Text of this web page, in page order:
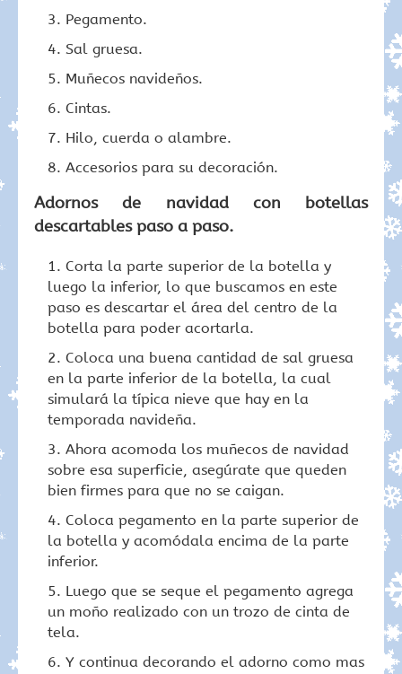
Pegamento.
Sal gruesa.
Muñecos navideños.
Cintas.
Hilo, cuerda o alambre.
Accesorios para su decoración.
Adornos de navidad con botellas
descartables paso a paso.
Corta la parte superior de la botella y
luego la inferior, lo que buscamos en este
paso es descartar el área del centro de la
botella para poder acortarla.
Coloca una buena cantidad de sal gruesa
en la parte inferior de la botella, la cual
simulará la típica nieve que hay en la
temporada navideña.
Ahora acomoda los muñecos de navidad
sobre esa superficie, asegúrate que queden
bien firmes para que no se caigan.
Coloca pegamento en la parte superior de
la botella y acomódala encima de la parte
inferior.
Luego que se seque el pegamento agrega
un moño realizado con un trozo de cinta de
tela.
Y continua decorando el adorno como mas